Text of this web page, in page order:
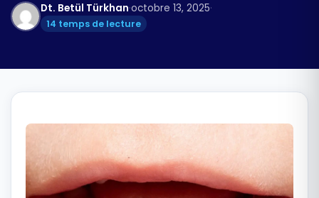
Italiano
Български
Русский
Dt. Betül Türkhan·octobre 13, 2025·
14 temps de lecture